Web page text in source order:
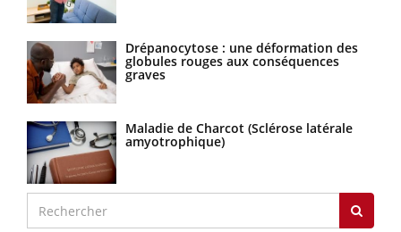
Drépanocytose : une déformation des
globules rouges aux conséquences
graves
Maladie de Charcot (Sclérose latérale
amyotrophique)